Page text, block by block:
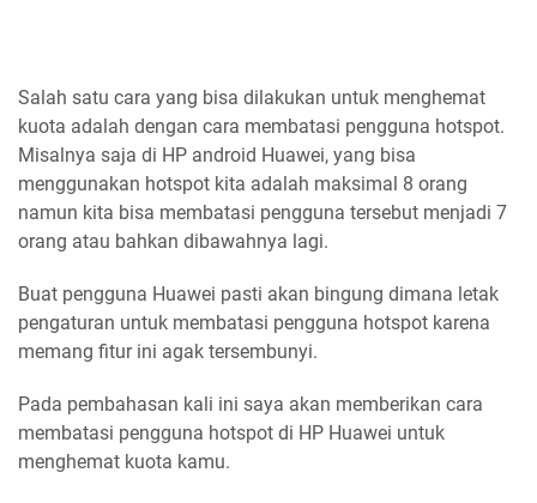
Salah satu cara yang bisa dilakukan untuk menghemat
kuota adalah dengan cara membatasi pengguna hotspot.
Misalnya saja di HP android Huawei, yang bisa
menggunakan hotspot kita adalah maksimal 8 orang
namun kita bisa membatasi pengguna tersebut menjadi 7
orang atau bahkan dibawahnya lagi.
Buat pengguna Huawei pasti akan bingung dimana letak
pengaturan untuk membatasi pengguna hotspot karena
memang fitur ini agak tersembunyi.
Pada pembahasan kali ini saya akan memberikan cara
membatasi pengguna hotspot di HP Huawei untuk
menghemat kuota kamu.